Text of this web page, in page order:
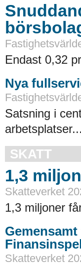
Endast 0,32
Nya
Satsning i
arbetsplatser...
SKATT
1,3
Skatteverket
1,3 miljoner
Skatteverket